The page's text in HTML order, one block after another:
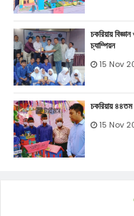
চকরিয়ায়
চ্যাম্পিয়ন
15 Nov
চকরিয়ায় ৪৪তম
15 Nov